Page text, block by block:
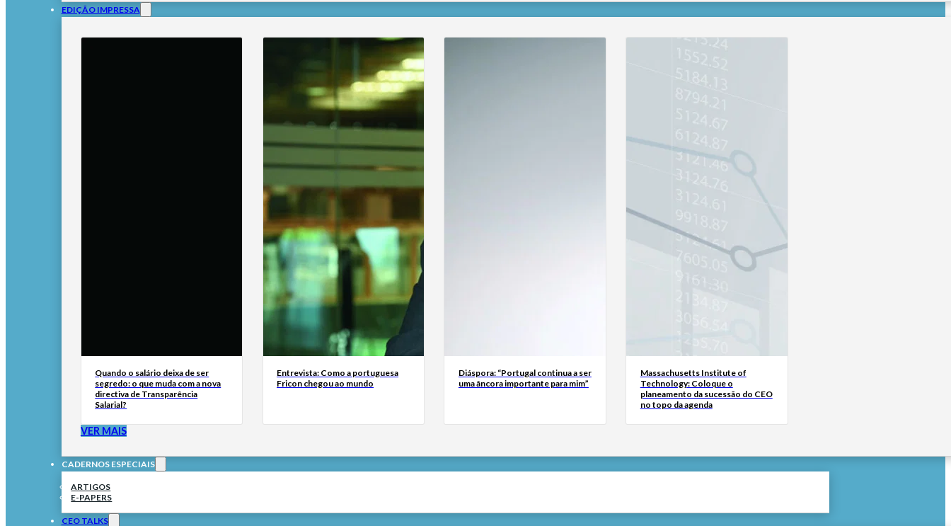
EDIÇÃO IMPRESSA
Quando o salário deixa de ser
segredo: o que muda com a nova
directiva de Transparência
Salarial?
Entrevista: Como a portuguesa
Fricon chegou ao mundo
Diáspora: “Portugal continua a ser
uma âncora importante para mim”
Massachusetts Institute of
Technology: Coloque o
planeamento da sucessão do CEO
no topo da agenda
VER MAIS
CADERNOS ESPECIAIS
ARTIGOS
E-PAPERS
CEO TALKS